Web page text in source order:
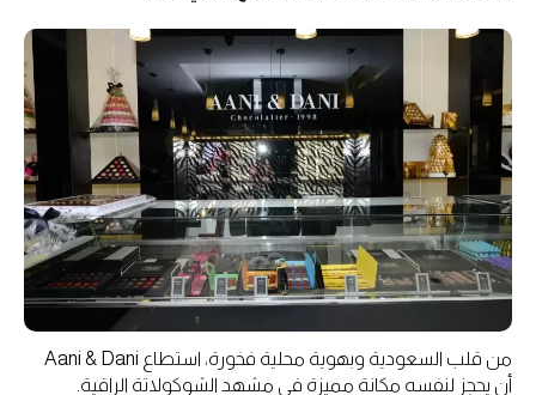
من قلب السعودية وبهوية محلية فخورة، استطاع Aani & Dani
أن يحجز لنفسه مكانة مميزة في مشهد الشوكولاتة الراقية.